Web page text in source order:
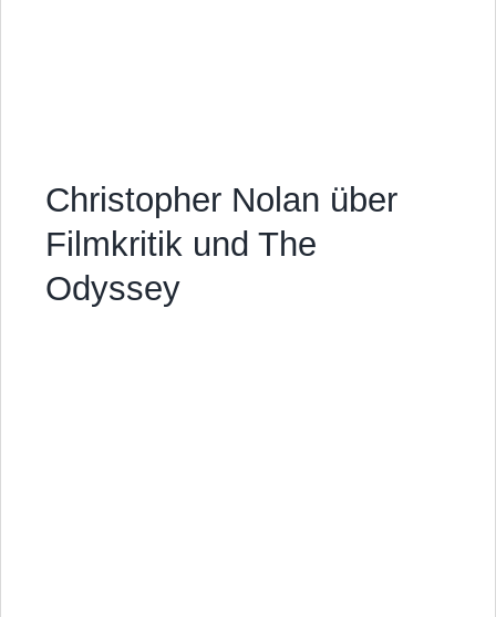
Christopher Nolan über
Filmkritik und The
Odyssey